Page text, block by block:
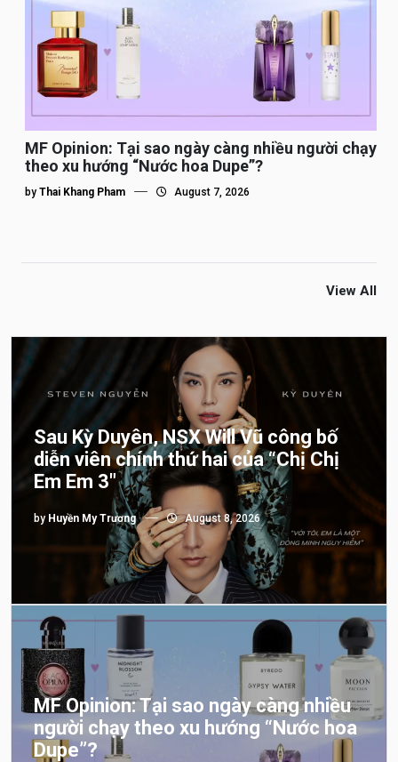
MF Opinion: Tại sao ngày càng nhiều người chạy
theo xu hướng “Nước hoa Dupe”?
by Thai Khang Pham August 7, 2026
View All
Sau Kỳ Duyên, NSX Will Vũ công bố
diễn viên chính thứ hai của “Chị Chị
Em Em 3″
by Huyền My Trương August 8, 2026
MF Opinion: Tại sao ngày càng nhiều
người chạy theo xu hướng “Nước hoa
Dupe”?